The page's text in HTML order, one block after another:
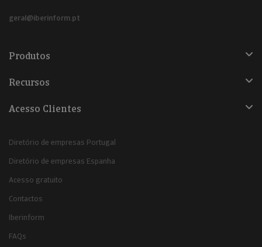
geral@iberinform.pt
Produtos
Recursos
Acesso Clientes
Diretório de empresas Portugal
Diretório de empresas Espanha
Acesso gratuito
Contactos
Iberinform
FAQs